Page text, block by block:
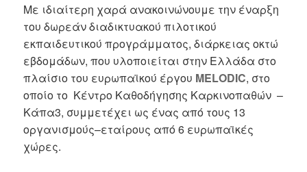
Με ιδιαίτερη χαρά ανακοινώνουμε την έναρξη
του δωρεάν διαδικτυακού πιλοτικού
εκπαιδευτικού προγράμματος, διάρκειας οκτώ
εβδομάδων, που υλοποιείται στην Ελλάδα στο
πλαίσιο του ευρωπαϊκού έργου MELODIC, στο
οποίο το Κέντρο Καθοδήγησης Καρκινοπαθών –
Κάπα3, συμμετέχει ως ένας από τους 13
οργανισμούς–εταίρους από 6 ευρωπαϊκές
χώρες.